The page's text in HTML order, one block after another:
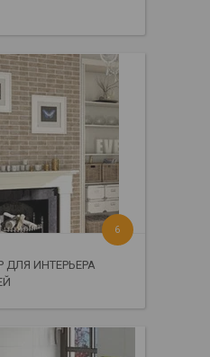
ДЛЯ ИНТЕРЬЕРА
6